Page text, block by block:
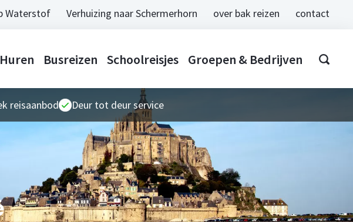
Waterstof Verhuizing naar Schermerhorn over bak reizen contact
Busreizen Schoolreisjes Groepen & Bedrijven
reisaanbod Deur tot deur service